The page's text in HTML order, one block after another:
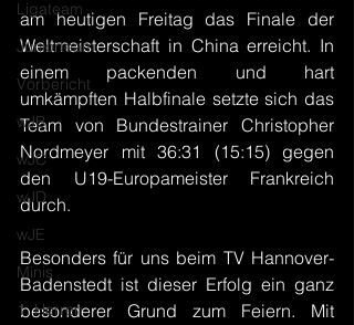
Ligateam
Juniorteam
Vorbericht
wJB
wJC
wJD
wJE
Minis
1. Herren
am heutigen Freitag das Finale der
Weltmeisterschaft in China erreicht. In
einem packenden und hart
umkämpften Halbfinale setzte sich das
Team von Bundestrainer Christopher
Nordmeyer mit 36:31 (15:15) gegen
den U19-Europameister Frankreich
durch.
Besonders für uns beim TV Hannover-
Badenstedt ist dieser Erfolg ein ganz
besonderer Grund zum Feiern. Mit